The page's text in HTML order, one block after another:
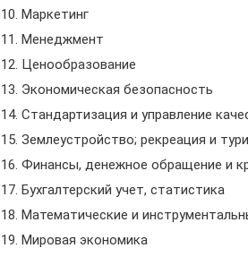
10. Маркетинг
11. Менеджмент
12. Ценообразование
13. Экономическая безопасность
14. Стандартизация и управление
15. Землеустройство; рекреация и
16. Финансы, денежное обращение и
17. Бухгалтерский учет, статистика
18. Математические и
19. Мировая экономика